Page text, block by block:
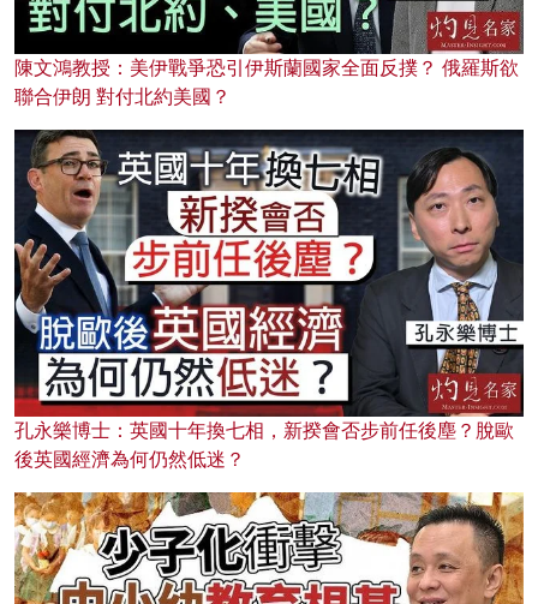
陳文鴻教授：美伊戰爭恐引伊斯蘭國家全面反撲？ 俄羅斯欲
聯合伊朗 對付北約美國？
孔永樂博士：英國十年換七相，新揆會否步前任後塵？脫歐
後英國經濟為何仍然低迷？